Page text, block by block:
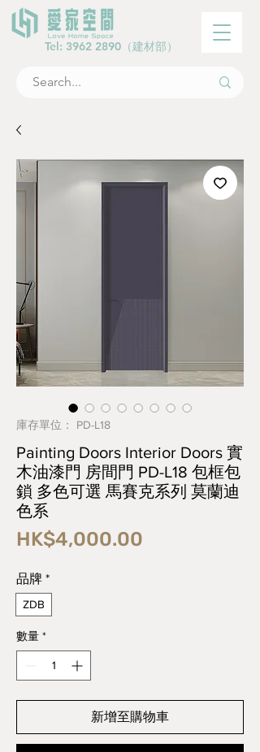
Tel: 3962 2890 （建材部）
庫存單位： PD-L18
Painting Doors Interior Doors 實
木油漆門 房間門 PD-L18 包框包
鎖 多色可選 馬賽克系列 莫蘭迪
色系
HK$4,000.00
品牌 *
ZDB
數量 *
新增至購物車